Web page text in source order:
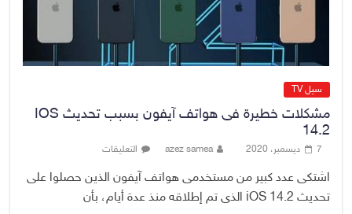
9 أغسطس، 2026 No Comment
سيل TV
مشكلات خطيرة فى هواتف آيفون بسبب تحديث IOS
14.2
7 ديسمبر، 2020 azez samea التعليقات
اشتكى عدد كبير من مستخدمى هواتف آيفون الذين حصلوا على
تحديث iOS 14.2 الذى تم إطلاقه منذ عدة أيام، بأن